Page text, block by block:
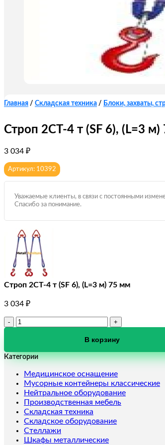
Главная / Складская техника / Блоки, захваты,
Строп 2СТ-4 т (SF 6), (L=3
3 034 ₽
Артикул: 10392
Уважаемые клиенты, в связи с постоянными
Спасибо за понимание.
Строп 2СТ-4 т (SF 6), (L=3 м) 75 мм
3 034 ₽
Количество
т
6),
(L=3
м)
75
мм
В корзину
Категории
Медицинское оснащение
Мусорные контейнеры классические
Нейтральное оборудование
Производственная мебель
Складская техника
Складское оборудование
Стеллажи
Шкафы металлические